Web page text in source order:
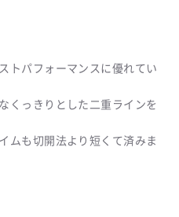
トパフォーマンスに優れてい
くっきりとした二重ラインを
ムも切開法より短くて済みま